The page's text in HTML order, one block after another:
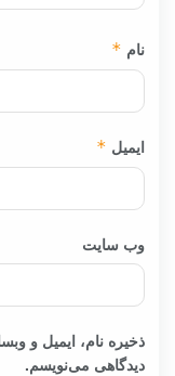
نام *
ایمیل *
وب‌ سایت
ذخیره نام، ایمیل و
دیدگاهی می‌نویسم.